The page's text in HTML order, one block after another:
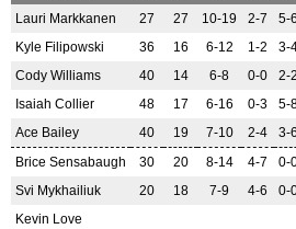
Lauri Markkanen
27 27 10-19 2-7 5-6
Kyle Filipowski
36 16 6-12 1-2 3-
Cody Williams
40 14 6-8 0-0 2-2
Isaiah Collier
48 17 6-16 0-3 5-
Ace Bailey
40 19 7-10 2-4 3-6
Brice Sensabaugh
30 20 8-14 4-7 0-
Svi Mykhailiuk
20 18 7-9 4-6 0-
Kevin Love